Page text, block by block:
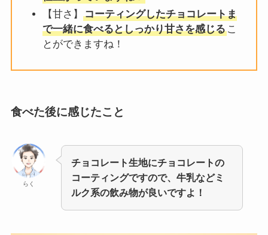
【甘さ】
コーティングしたチョコレートま
で一緒に食べるとしっかり甘さを感じるこ
とができますね！
食べた後に感じたこと
らく
チョコレート生地にチョコレートの
コーティングですので、牛乳などミ
ルク系の飲み物が良いですよ！